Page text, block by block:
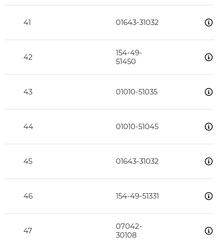
41 01643-31032
42
154-49-
51450
43 01010-51035
44 01010-51045
45 01643-31032
46 154-49-51331
47
07042-
30108